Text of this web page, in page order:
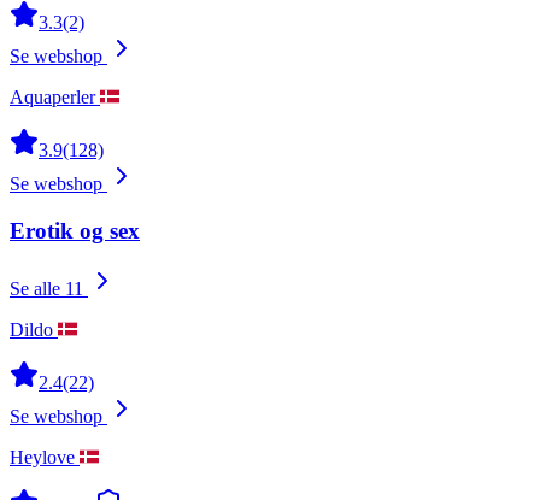
3.3(2)
Se webshop
Aquaperler
3.9(128)
Se webshop
Erotik og sex
Se alle 11
Dildo
2.4(22)
Se webshop
Heylove